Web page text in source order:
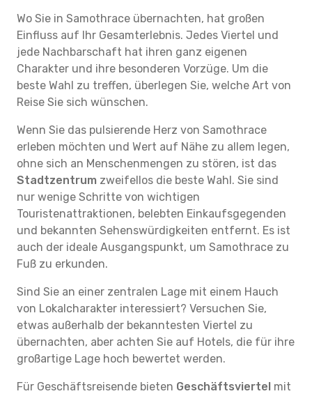
Wo Sie in Samothrace übernachten, hat großen
Einfluss auf Ihr Gesamterlebnis. Jedes Viertel und
jede Nachbarschaft hat ihren ganz eigenen
Charakter und ihre besonderen Vorzüge. Um die
beste Wahl zu treffen, überlegen Sie, welche Art von
Reise Sie sich wünschen.
Wenn Sie das pulsierende Herz von Samothrace
erleben möchten und Wert auf Nähe zu allem legen,
ohne sich an Menschenmengen zu stören, ist das
Stadtzentrum zweifellos die beste Wahl. Sie sind
nur wenige Schritte von wichtigen
Touristenattraktionen, belebten Einkaufsgegenden
und bekannten Sehenswürdigkeiten entfernt. Es ist
auch der ideale Ausgangspunkt, um Samothrace zu
Fuß zu erkunden.
Sind Sie an einer zentralen Lage mit einem Hauch
von Lokalcharakter interessiert? Versuchen Sie,
etwas außerhalb der bekanntesten Viertel zu
übernachten, aber achten Sie auf Hotels, die für ihre
großartige Lage hoch bewertet werden.
Für Geschäftsreisende bieten Geschäftsviertel mit